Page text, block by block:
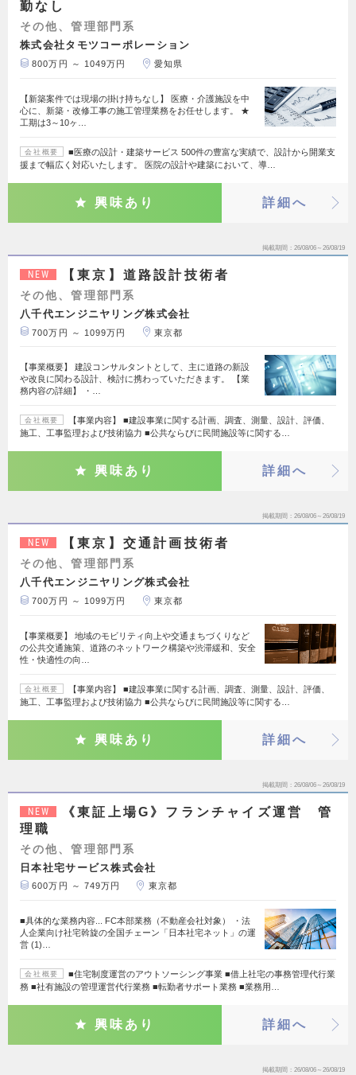
勤なし
その他、管理部門系
株式会社タモツコーポレーション
800万円 ～ 1049万円 愛知県
【新築案件では現場の掛け持ちなし】 医療・介護施設を中
心に、新築・改修工事の施工管理業務をお任せします。 ★
工期は3～10ヶ…
会社概要
■医療の設計・建築サービス 500件の豊富な実績で、設計から開業支
援まで幅広く対応いたします。 医院の設計や建築において、導…
興味あり 詳細へ
掲載期間 26/08/06～26/08/19
NEW 【東京】道路設計技術者
その他、管理部門系
八千代エンジニヤリング株式会社
700万円 ～ 1099万円 東京都
【事業概要】 建設コンサルタントとして、主に道路の新設
や改良に関わる設計、検討に携わっていただきます。 【業
務内容の詳細】 ・…
会社概要
【事業内容】 ■建設事業に関する計画、調査、測量、設計、評価、
施工、工事監理および技術協力 ■公共ならびに民間施設等に関する…
興味あり 詳細へ
掲載期間 26/08/06～26/08/19
NEW 【東京】交通計画技術者
その他、管理部門系
八千代エンジニヤリング株式会社
700万円 ～ 1099万円 東京都
【事業概要】 地域のモビリティ向上や交通まちづくりなど
の公共交通施策、道路のネットワーク構築や渋滞緩和、安全
性・快適性の向…
会社概要
【事業内容】 ■建設事業に関する計画、調査、測量、設計、評価、
施工、工事監理および技術協力 ■公共ならびに民間施設等に関する…
興味あり 詳細へ
掲載期間 26/08/06～26/08/19
NEW
《東証上場G》フランチャイズ運営 管
理職
その他、管理部門系
日本社宅サービス株式会社
600万円 ～ 749万円 東京都
■具体的な業務内容... FC本部業務（不動産会社対象） ・法
人企業向け社宅斡旋の全国チェーン「日本社宅ネット」の運
営 (1)…
会社概要
■住宅制度運営のアウトソーシング事業 ■借上社宅の事務管理代行業
務 ■社有施設の管理運営代行業務 ■転勤者サポート業務 ■業務用…
興味あり 詳細へ
掲載期間 26/08/06～26/08/19